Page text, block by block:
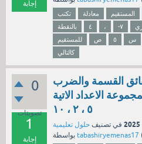
إجابة
تكتب معادلة المستقيم
بالنقطة
٤ ، -٧
للمستقيم
ص ٥ س
كالتالي
0
تصويتات
1
إجابة
القسمة والضرب
الاعداد الاتية
٥ ، ٢ ، ١٠
في تصنيف حلول تعليمية
tabashiryemenas17